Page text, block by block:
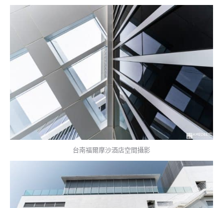
台南福爾摩沙酒店空間攝影